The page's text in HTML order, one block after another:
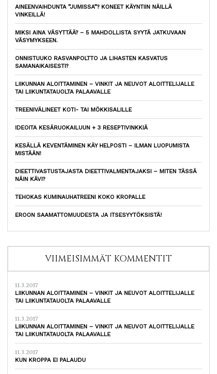
AINEENVAIHDUNTA ”JUMISSA”? KONEET KÄYNTIIN NÄILLÄ
VINKEILLÄ!
MIKSI AINA VÄSYTTÄÄ? – 5 MAHDOLLISTA SYYTÄ JATKUVAAN
VÄSYMYKSEEN.
ONNISTUUKO RASVANPOLTTO JA LIHASTEN KASVATUS
SAMANAIKAISESTI?
LIIKUNNAN ALOITTAMINEN – VINKIT JA NEUVOT ALOITTELIJALLE
TAI LIIKUNTATAUOLTA PALAAVALLE
TREENIVÄLINEET KOTI- TAI MÖKKISALILLE
IDEOITA KESÄRUOKAILUUN + 3 RESEPTIVINKKIÄ
KESÄLLÄ KEVENTÄMINEN KÄY HELPOSTI – ILMAN LUOPUMISTA
MISTÄÄN!
DIEETTIVASTUSTAJASTA DIEETTIVALMENTAJAKSI – MITEN TÄSSÄ
NÄIN KÄVI?
TEHOKAS KUMINAUHATREENI KOKO KROPALLE
EROON SAAMATTOMUUDESTA JA ITSESYYTÖKSISTÄ!
VIIMEISIMMÄT KOMMENTIT
11.3.2017
LIIKUNNAN ALOITTAMINEN – VINKIT JA NEUVOT ALOITTELIJALLE
TAI LIIKUNTATAUOLTA PALAAVALLE
11.3.2017
LIIKUNNAN ALOITTAMINEN – VINKIT JA NEUVOT ALOITTELIJALLE
TAI LIIKUNTATAUOLTA PALAAVALLE
11.3.2017
KUN KROPPA EI PALAUDU